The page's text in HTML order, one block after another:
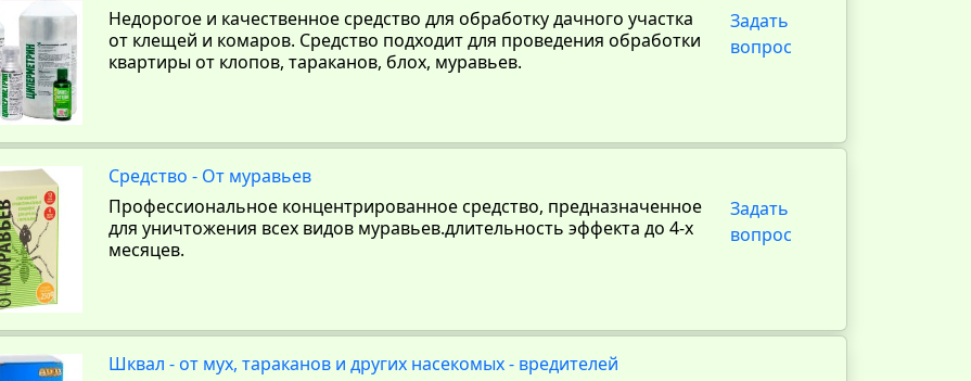
Недорогое и качественное средство для обработку дачного участка
от клещей и комаров. Средство подходит для проведения обработки
квартиры от клопов, тараканов, блох, муравьев.
Задать
вопрос
Средство - От муравьев
Профессиональное концентрированное средство, предназначенное
для уничтожения всех видов муравьев.длительность эффекта до 4-х
месяцев.
Задать
вопрос
Шквал - от мух, тараканов и других насекомых - вредителей